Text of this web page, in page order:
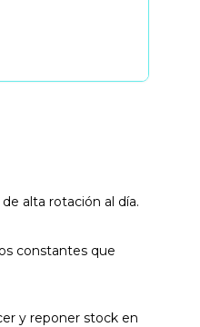
alta rotación al día.
constantes que
y reponer stock en